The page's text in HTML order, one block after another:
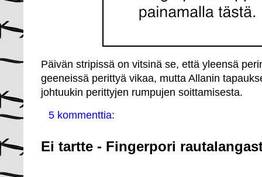
Päivän stripissä on vitsinä se, että yleensä
geeneissä perittyä vikaa, mutta Allanin
johtuukin perittyjen rumpujen soittamisesta.
5 kommenttia:
Ei tartte - Fingerpori